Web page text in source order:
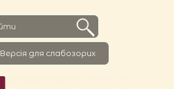
Версiя для слабозорих